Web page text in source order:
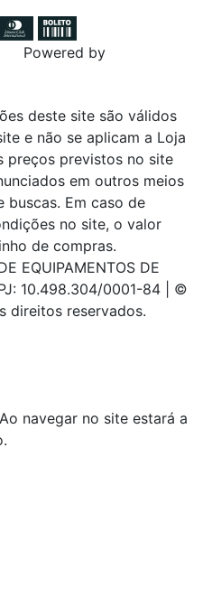
Powered by
deste site são válidos
e não se aplicam a Loja
preços previstos no site
em outros meios
buscas. Em caso de
no site, o valor
de compras.
EQUIPAMENTOS DE
10.498.304/0001-84 | ©
direitos reservados.
navegar no site estará a